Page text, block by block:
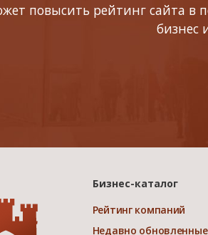
повысить рейтинг сайта в
бизнес
Бизнес-каталог
Рейтинг компаний
Недавно обновленные